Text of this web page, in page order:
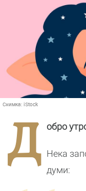
Снимка: iStock
Д обро
Нека
думи: